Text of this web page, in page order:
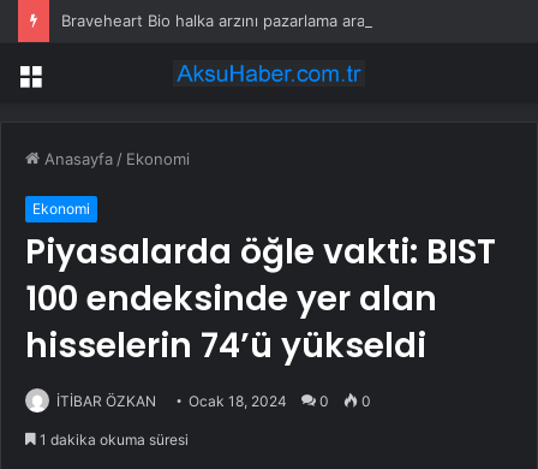
Menü
Anasayfa / Ekonomi
Ekonomi
Piyasalarda öğle vakti: BIST
100 endeksinde yer alan
hisselerin 74’ü yükseldi
İTİBAR ÖZKAN Ocak 18, 2024 0 0
1 dakika okuma süresi